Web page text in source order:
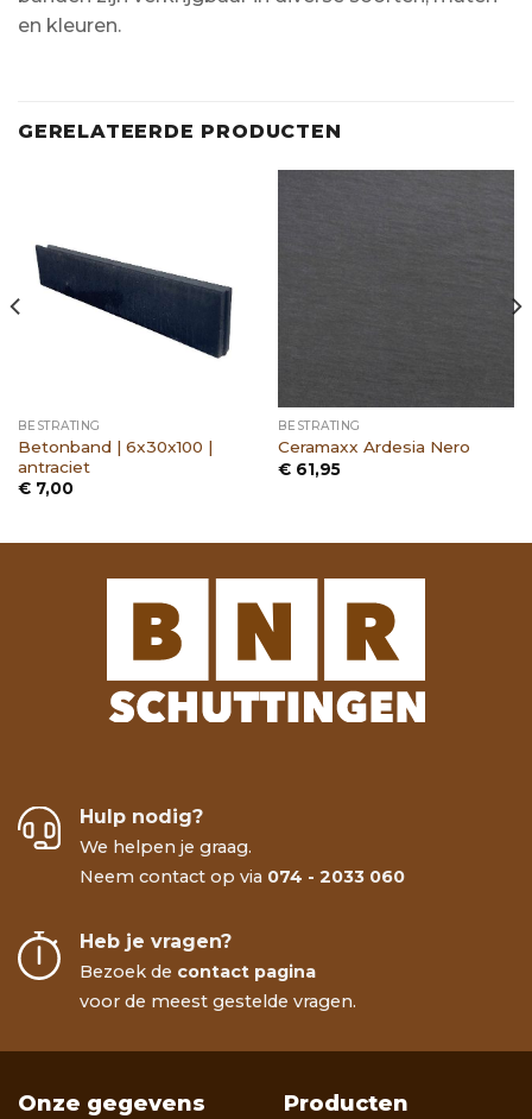
en kleuren.
GERELATEERDE PRODUCTEN
BESTRATING
Betonband | 6x30x100 |
antraciet
€7,00
BESTRATING
Ceramaxx Ardesia Nero
€61,95
Hulp nodig?
We helpen je graag.
Neem contact op via 074 - 2033 060
Heb je vragen?
Bezoek de contact pagina
voor de meest gestelde vragen.
Onze gegevens Producten